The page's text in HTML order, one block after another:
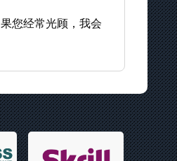
您经常光顾，我会